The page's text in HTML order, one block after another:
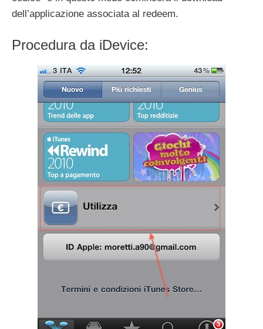
dell’applicazione associata al redeem.
Procedura da iDevice: